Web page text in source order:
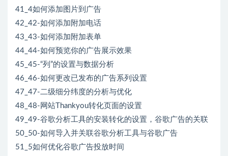
41_4如何添加图片到广告
42_42-如何添加附加电话
43_43-如何添加附加表单
44_44-如何预览你的广告展示效果
45_45-“列”的设置与数据分析
46_46-如何更改已发布的广告系列设置
47_47-二级细分纬度的分析与优化
48_48-网站Thankyou转化页面的设置
49_49-谷歌分析工具的安装转化的设置，谷歌广告的关联
50_50-如何导入并关联谷歌分析工具与谷歌广告
51_5如何优化谷歌广告投放时间